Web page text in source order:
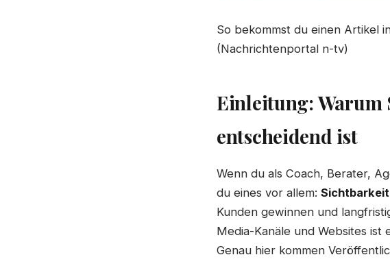
So bekommst du einen Artikel
(Nachrichtenportal n-tv)
Einleitung: Warum
entscheidend ist
Wenn du als Coach, Berater,
du eines vor allem: Sichtbarkeit
Kunden gewinnen und
Media-Kanäle und Websites
Genau hier kommen